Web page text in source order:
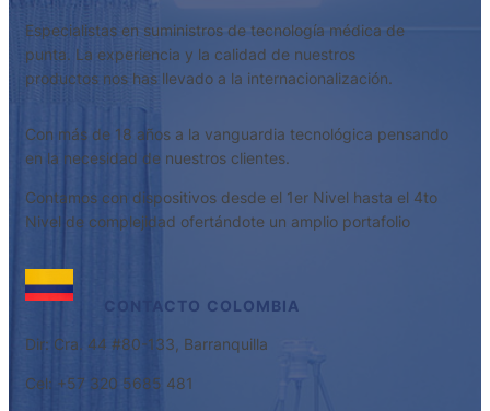
Especialistas en suministros de tecnología médica de
punta. La experiencia y la calidad de nuestros
productos nos has llevado a la internacionalización.
Con más de 18 años a la vanguardia tecnológica pensando
en la necesidad de nuestros clientes.
Contamos con dispositivos desde el 1er Nivel hasta el 4to
Nivel de complejidad ofertándote un amplio portafolio
CONTACTO COLOMBIA
Dir: Cra. 44 #80-133, Barranquilla
Cel: +57 320 5685 481